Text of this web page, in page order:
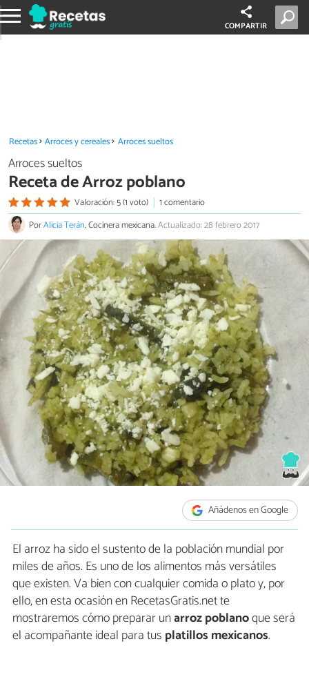
COMPARTIR
Recetas Arroces y cereales Arroces sueltos
Arroces sueltos
Receta de Arroz poblano
Valoración: 5 (1 voto)
1 comentario
PorAlicia Terán, Cocinera mexicana.Actualizado: 28 febrero 2017
Añádenos en Google
El arroz ha sido el sustento de la población mundial por
miles de años. Es uno de los alimentos más versátiles
que existen. Va bien con cualquier comida o plato y, por
ello, en esta ocasión en RecetasGratis.net te
mostraremos cómo preparar unarroz poblanoque será
el acompañante ideal para tus platillos mexicanos.